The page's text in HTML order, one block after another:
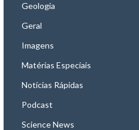
Geologia
Geral
Imagens
Matérias Especiais
Notícias Rápidas
Podcast
Science News